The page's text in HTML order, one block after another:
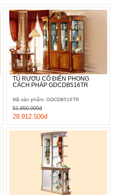
TỦ RƯỢU CỔ ĐIỂN PHONG
CÁCH PHÁP GDCDB516TR
Mã sản phẩm: GDCDB516TR
28.912.500đ
51.850.000đ